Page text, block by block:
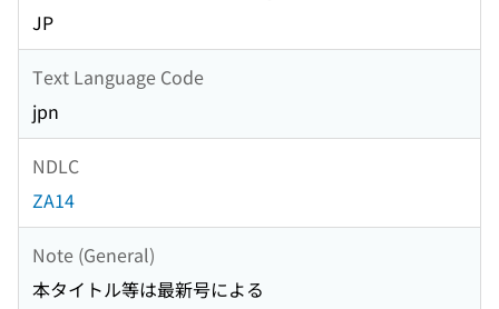
JP
Text Language Code
jpn
NDLC
ZA14
Note (General)
本タイトル等は最新号による